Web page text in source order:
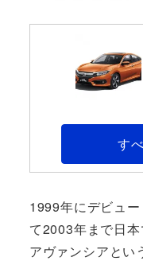
す
1999年にデビュ
て2003年まで日
アヴァンシアとい